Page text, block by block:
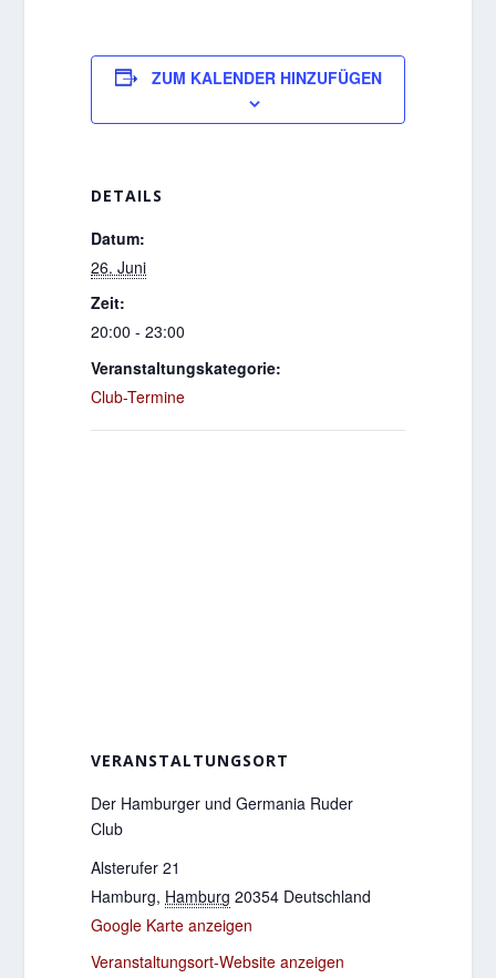
ZUM KALENDER HINZUFÜGEN
DETAILS
Datum:
26. Juni
Zeit:
20:00 - 23:00
Veranstaltungskategorie:
Club-Termine
VERANSTALTUNGSORT
Der Hamburger und Germania Ruder
Club
Alsterufer 21
Hamburg, Hamburg 20354 Deutschland
Google Karte anzeigen
Veranstaltungsort-Website anzeigen